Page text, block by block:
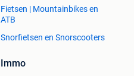
Fietsen | Mountainbikes en
ATB
Snorfietsen en Snorscooters
Immo